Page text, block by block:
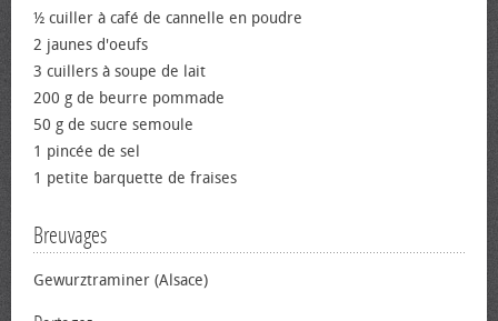
½ cuiller à café de cannelle en poudre
2 jaunes d'œufs
3 cuillers à soupe de lait
200 g de beurre pommade
50 g de sucre semoule
1 pincée de sel
1 petite barquette de fraises
Breuvages
Gewurztraminer (Alsace)